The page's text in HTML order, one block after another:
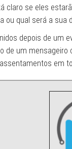
claro se eles
ou qual será a sua
depois de um
de um mensageiro
em